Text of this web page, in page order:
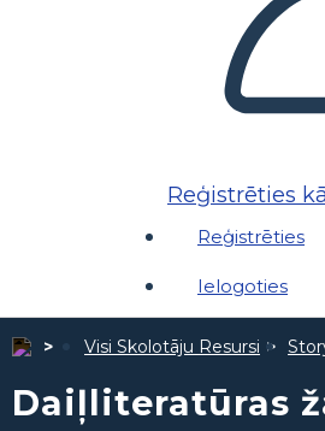
Reģistrēties
Reģistrēties
Ielogoties
Visi Skolotāju Resursi
Daiļliteratūras